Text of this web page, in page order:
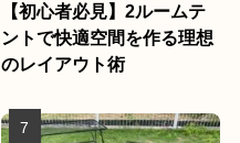
【初心者必見】2ルームテ
ントで快適空間を作る理想
のレイアウト術